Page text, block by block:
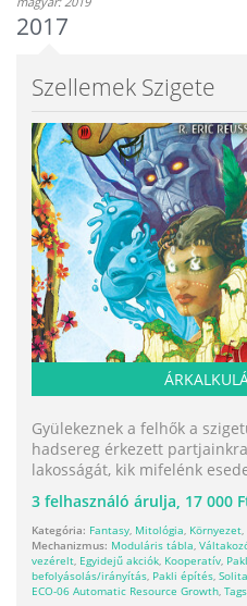
2017
Szellemek Szigete
Gyülekeznek a felhők a
hadsereg érkezett
lakosságát, kik mifelénk
3 felhasználó árulja, 17 000
Kategória: Fantasy Mitológia Környezet
Mechanizmus: Moduláris tábla
vezérelt Egyidejű akciók Kooperatív
befolyásolás/irányítás Pakli építés
ECO-06 Automatic Resource Growth Tags